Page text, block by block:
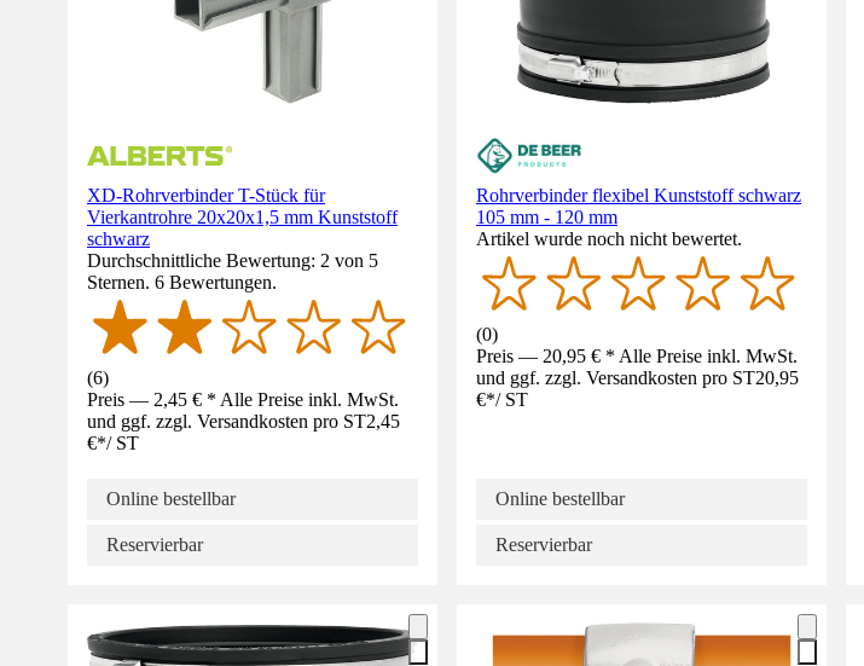
XD-Rohrverbinder T-Stück für
Vierkantrohre 20x20x1,5 mm Kunststoff
schwarz
Durchschnittliche Bewertung: 2 von 5
Sternen. 6 Bewertungen.
(6)
Preis — 2,45 € * Alle Preise inkl. MwSt.
und ggf. zzgl. Versandkosten pro ST2,45
€*/ ST
Online bestellbar
Reservierbar
Rohrverbinder flexibel Kunststoff schwarz
105 mm - 120 mm
Artikel wurde noch nicht bewertet.
(0)
Preis — 20,95 € * Alle Preise inkl. MwSt.
und ggf. zzgl. Versandkosten pro ST20,95
€*/ ST
Online bestellbar
Reservierbar